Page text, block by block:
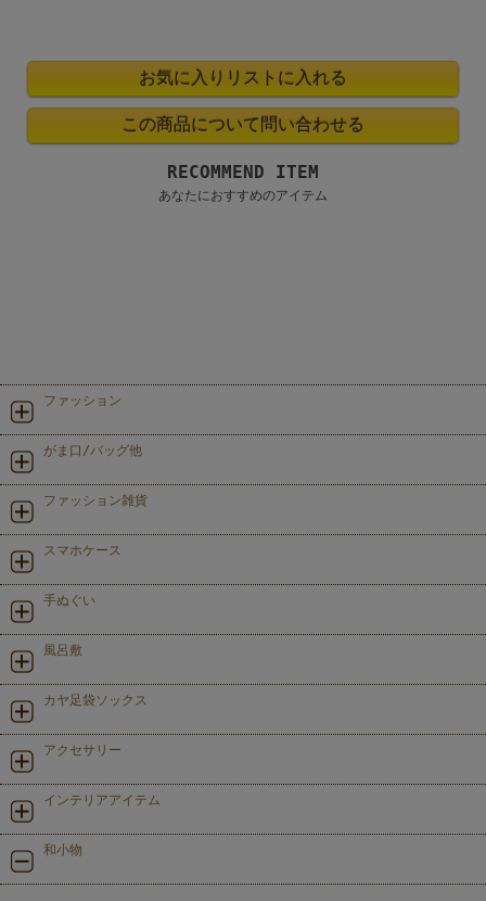
光、遮熱共に満足しております
お悩みの方へ少しでも参考にして頂けたらと思います
RECOMMEND ITEM
あなたにおすすめのアイテム
ファッション
がま口/バッグ他
ファッション雑貨
スマホケース
手ぬぐい
風呂敷
カヤ足袋ソックス
アクセサリー
インテリアアイテム
和小物